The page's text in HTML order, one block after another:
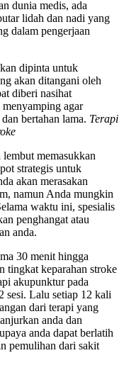
dunia medis, ada
lidah dan nadi yang
dalam pengerjaan
dipinta untuk
akan ditangani oleh
diberi nasihat
menyamping agar
bertahan lama. Terapi
memasukkan
strategis untuk
akan merasakan
namun Anda mungkin
waktu ini, spesialis
penghangat atau
anda.
30 menit hingga
tingkat keparahan stroke
akupunktur pada
sesi. Lalu setiap 12 kali
dari terapi yang
anda dan
anda dapat berlatih
pemulihan dari sakit